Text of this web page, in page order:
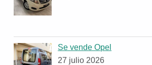
Se vende Opel
27 julio 2026